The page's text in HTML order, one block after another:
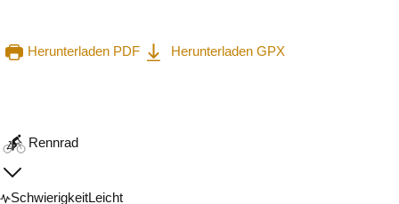
Herunterladen PDF
Herunterladen GPX
Rennrad
SchwierigkeitLeicht